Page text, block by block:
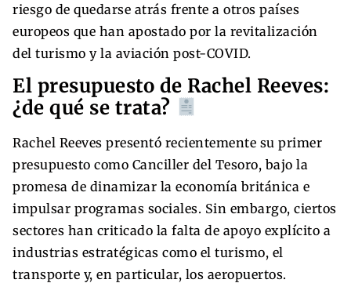
riesgo de quedarse atrás frente a otros países
europeos que han apostado por la revitalización
del turismo y la aviación post-COVID.
El presupuesto de Rachel Reeves:
¿de qué se trata?
Rachel Reeves presentó recientemente su primer
presupuesto como Canciller del Tesoro, bajo la
promesa de dinamizar la economía británica e
impulsar programas sociales. Sin embargo, ciertos
sectores han criticado la falta de apoyo explícito a
industrias estratégicas como el turismo, el
transporte y, en particular, los aeropuertos.